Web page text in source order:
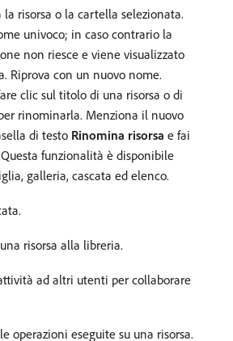
la risorsa o la cartella selezionata.
univoco; in caso contrario la
non riesce e viene visualizzato
Riprova con un nuovo nome.
clic sul titolo di una risorsa o di
rinominarla. Menziona il nuovo
di testo Rinomina risorsa e fai
funzionalità è disponibile
galleria, cascata ed elenco.
risorsa alla libreria.
ad altri utenti per collaborare
operazioni eseguite su una risorsa.